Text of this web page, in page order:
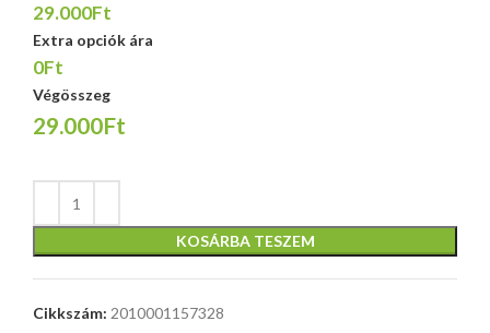
29.000Ft
Extra opciók ára
0Ft
Végösszeg
29.000Ft
KOSÁRBA TESZEM
Cikkszám: 2010001157328